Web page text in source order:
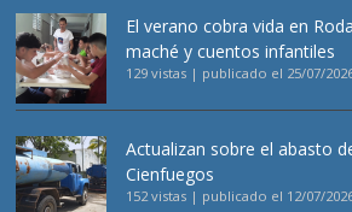
El verano cobra vida en
maché y cuentos infantiles
129 vistas | publicado el 25/07/
Actualizan sobre el abasto
Cienfuegos
152 vistas | publicado el 12/07/